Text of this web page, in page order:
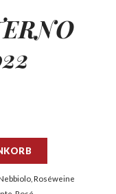
,Roséweine